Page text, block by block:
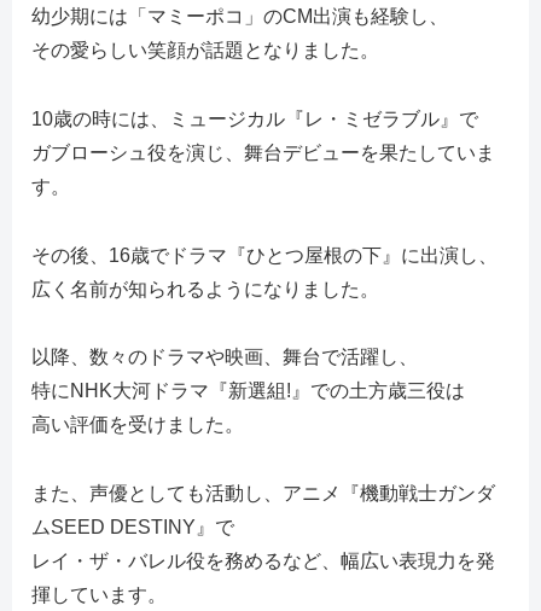
幼少期には「マミーポコ」のCM出演も経験し、
その愛らしい笑顔が話題となりました。
10歳の時には、ミュージカル『レ・ミゼラブル』で
ガブローシュ役を演じ、舞台デビューを果たしていま
す。
その後、16歳でドラマ『ひとつ屋根の下』に出演し、
広く名前が知られるようになりました。
以降、数々のドラマや映画、舞台で活躍し、
特にNHK大河ドラマ『新選組!』での土方歳三役は
高い評価を受けました。
また、声優としても活動し、アニメ『機動戦士ガンダ
ムSEED DESTINY』で
レイ・ザ・バレル役を務めるなど、幅広い表現力を発
揮しています。